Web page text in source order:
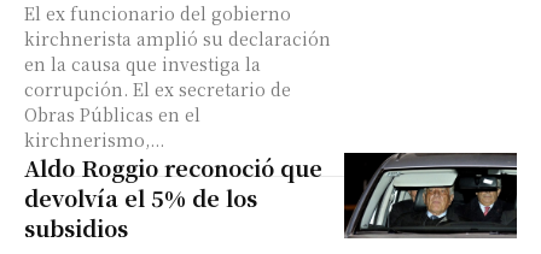
El ex funcionario del gobierno
kirchnerista amplió su declaración
en la causa que investiga la
corrupción. El ex secretario de
Obras Públicas en el
kirchnerismo,...
Aldo Roggio reconoció que
devolvía el 5% de los
subsidios